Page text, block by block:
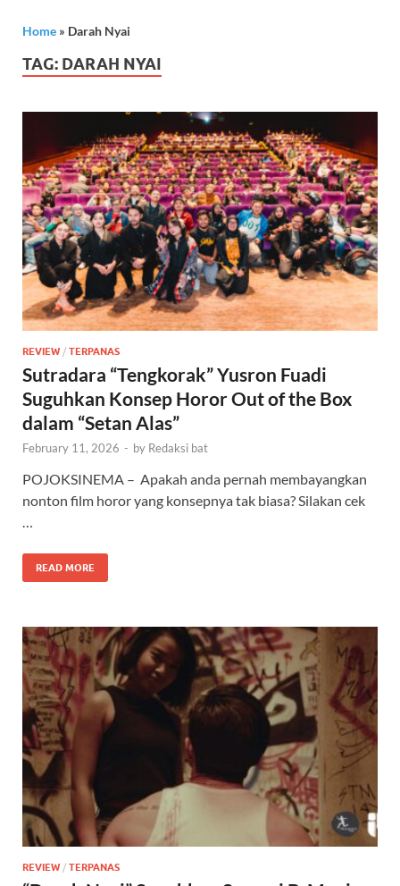
Home » Darah Nyai
TAG: DARAH NYAI
REVIEW / TERPANAS
Sutradara “Tengkorak” Yusron Fuadi
Suguhkan Konsep Horor Out of the Box
dalam “Setan Alas”
February 11, 2026 - by Redaksi bat
POJOKSINEMA – Apakah anda pernah membayangkan
nonton film horor yang konsepnya tak biasa? Silakan cek
…
READ MORE
REVIEW / TERPANAS